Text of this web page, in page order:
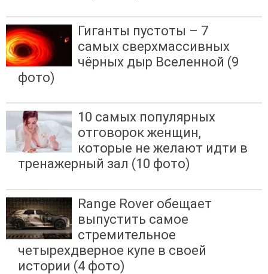
Гиганты пустоты – 7
самых сверхмассивных
чёрных дыр Вселенной (9
фото)
10 самых популярных
отговорок женщин,
которые не желают идти в
тренажерный зал (10 фото)
Range Rover обещает
выпустить самое
стремительное
четырехдверное купе в своей
истории (4 фото)